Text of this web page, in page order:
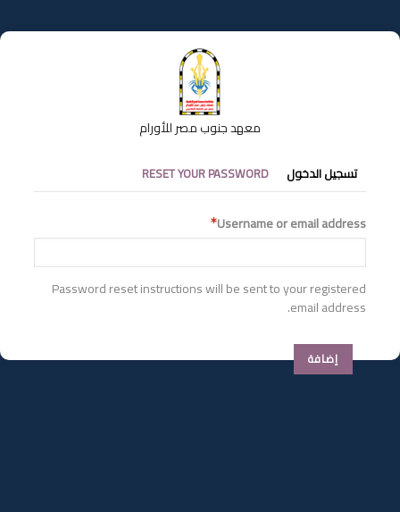
إلى
المحتوى
معهد جنوب مصر للأورام
التبويبات
الأساسية
تسجيل الدخول RESET YOUR PASSWORD
Username or email address
Password reset instructions will be sent to your registered
email address.